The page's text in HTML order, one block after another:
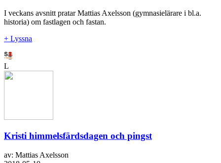
I veckans avsnitt pratar Mattias Axelsson (gymnasielärare i bl.a.
historia) om fastlagen och fastan.
+ Lyssna
L
Kristi himmelsfärdsdagen och pingst
av: Mattias Axelsson